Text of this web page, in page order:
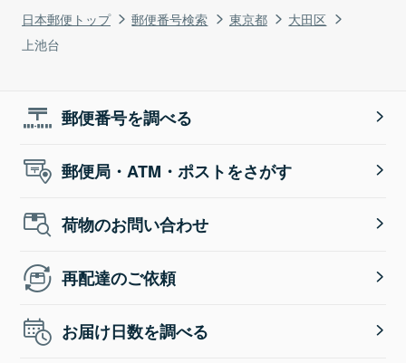
日本郵便トップ 郵便番号検索 東京都
大田区
上池台
郵便番号を調べる
郵便局・ATM・ポストをさがす
荷物のお問い合わせ
再配達のご依頼
お届け日数を調べる